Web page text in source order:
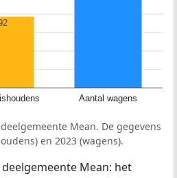
Aantal wagens
Mean. De gegevens
en 2023 (wagens).
Mean: het